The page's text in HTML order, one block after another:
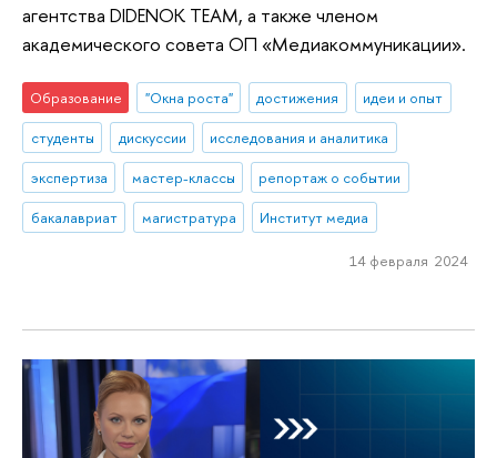
агентства DIDENOK TEAM, а также членом
академического совета ОП «Медиакоммуникации».
Образование "Окна роста" достижения
идеи и опыт
студенты
дискуссии
исследования и аналитика
экспертиза
мастер-классы
репортаж о событии
бакалавриат
магистратура Институт медиа
14 февраля 2024